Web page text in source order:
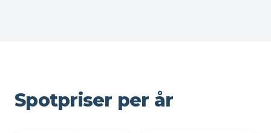
Spotpriser per år